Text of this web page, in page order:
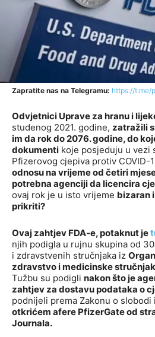
Zapratite nas na Telegramu: https://t.me/
Odvjetnici Uprave za hranu i
studenog 2021. godine, zatražili
im da rok do 2076. godine, do
dokumenti koje posjeduju u vezi
Pfizerovog cjepiva protiv COVID-
odnosu na vrijeme od četiri
potrebna agenciji da licencira
ovaj rok je u isto vrijeme bizaran
prikriti?
Ovaj zahtjev FDA-e, potaknut je
njih podigla u rujnu skupina od
i zdravstvenih stručnjaka iz
zdravstvo i medicinske
Tužbu su podigli nakon što je
zahtjev za dostavu podataka o
podnijeli prema Zakonu o
otkrićem afere PfizerGate od
Journala.